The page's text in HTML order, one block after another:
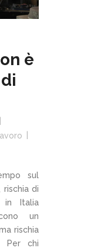
è
sul
rischia di
in Italia
un
rischia
Per chi